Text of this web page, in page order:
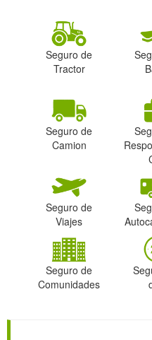
Seguro de
Tractor
Seguro de
Camion
Seguro de
Viajes
Seguro de
Comunidades